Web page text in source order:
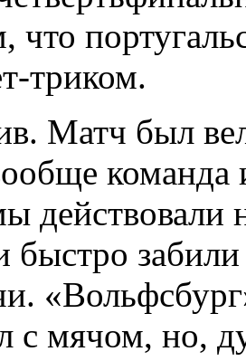
триком.
Матч был
команда
действовали
быстро
с мячом, но,